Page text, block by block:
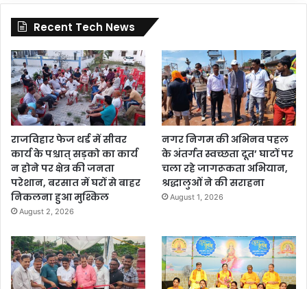
Recent Tech News
राजविहार फेज थर्ड में सीवर
कार्य के पश्चात् सड़को का कार्य
न होने पर क्षेत्र की जनता
परेशान, बरसात में घरों से बाहर
निकलना हुआ मुश्किल
August 2, 2026
नगर निगम की अभिनव पहल
के अंतर्गत स्वच्छता दूत’ घाटों पर
चला रहे जागरूकता अभियान,
श्रद्धालुओं ने की सराहना
August 1, 2026